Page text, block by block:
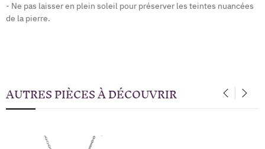
- Ne pas laisser en plein soleil pour préserver les teintes nuancées
de la pierre.
AUTRES PIÈCES À DÉCOUVRIR